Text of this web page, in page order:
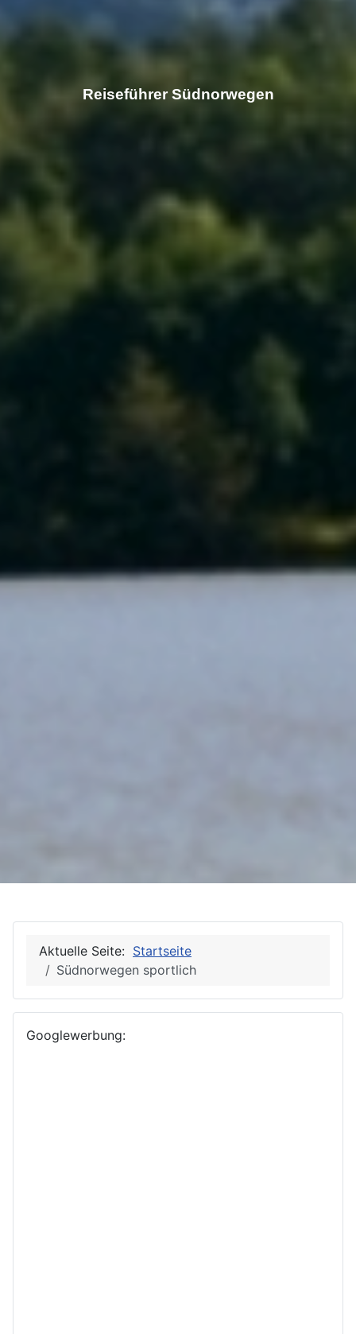
Reiseführer Südnorwegen
Aktuelle Seite: Startseite
Südnorwegen sportlich
Googlewerbung: